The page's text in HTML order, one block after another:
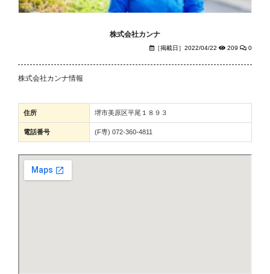
株式会社カンナ
［掲載日］2022/04/22 209 0
株式会社カンナ情報
住所 堺市美原区平尾１８９３
電話番号 (F専) 072-360-4811